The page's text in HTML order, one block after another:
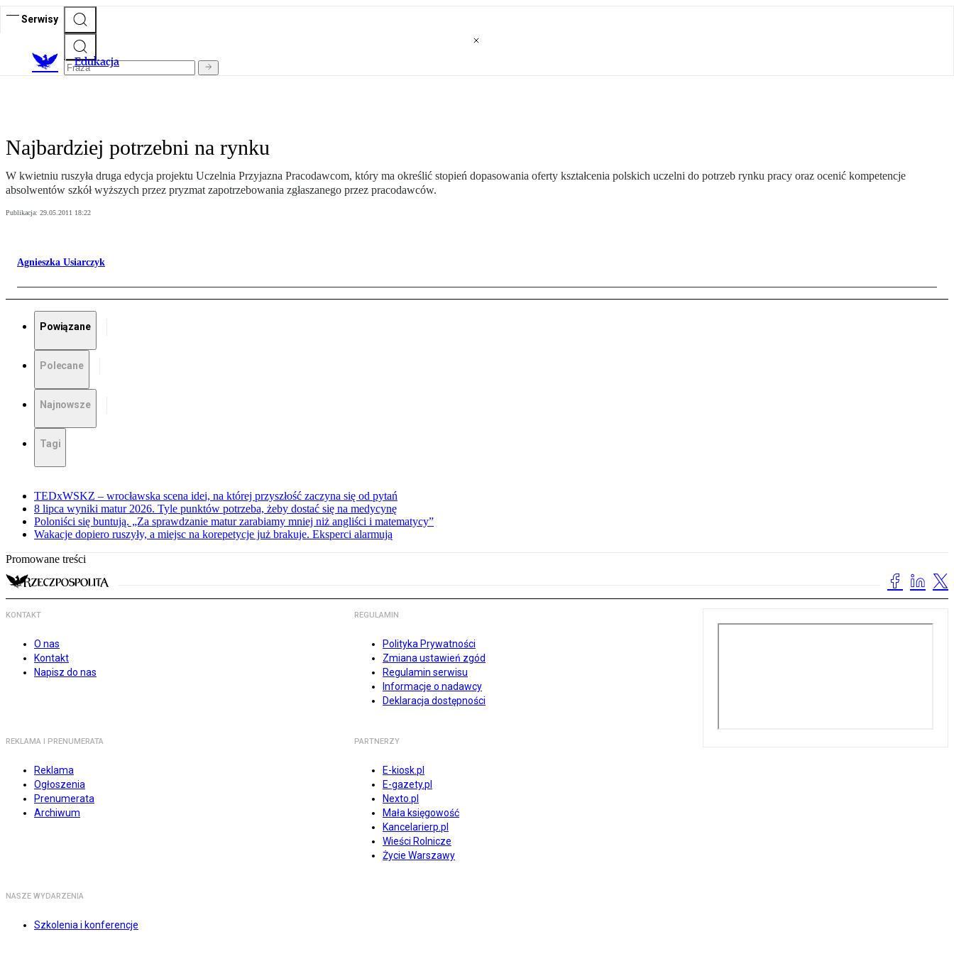
Serwisy
Edukacja
Najbardziej potrzebni na rynku
W kwietniu ruszyła druga edycja projektu Uczelnia Przyjazna Pracodawcom, który ma określić stopień dopasowania oferty kształcenia polskich uczelni do potrzeb rynku pracy oraz ocenić kompetencje
absolwentów szkół wyższych przez pryzmat zapotrzebowania zgłaszanego przez pracodawców.
Publikacja: 29.05.2011 18:22
Agnieszka Usiarczyk
Powiązane
Polecane
Najnowsze
Tagi
TEDxWSKZ – wrocławska scena idei, na której przyszłość zaczyna się od pytań
8 lipca wyniki matur 2026. Tyle punktów potrzeba, żeby dostać się na medycynę
Poloniści się buntują. „Za sprawdzanie matur zarabiamy mniej niż angliści i matematycy”
Wakacje dopiero ruszyły, a miejsc na korepetycje już brakuje. Eksperci alarmują
Promowane treści
KONTAKT
O nas
Kontakt
Napisz do nas
REGULAMIN
Polityka Prywatności
Zmiana ustawień zgód
Regulamin serwisu
Informacje o nadawcy
Deklaracja dostępności
REKLAMA I PRENUMERATA
Reklama
Ogłoszenia
Prenumerata
Archiwum
PARTNERZY
E-kiosk.pl
E-gazety.pl
Nexto.pl
Mała księgowość
Kancelarierp.pl
Wieści Rolnicze
Życie Warszawy
NASZE WYDARZENIA
Szkolenia i konferencje